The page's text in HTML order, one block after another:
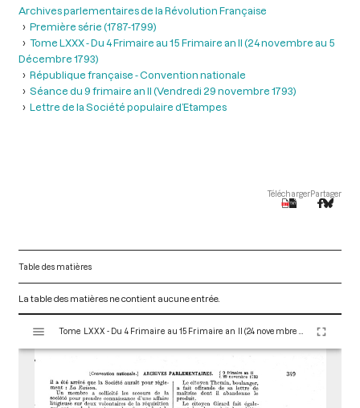
Archives parlementaires de la Révolution Française
Première série (1787-1799)
Tome LXXX - Du 4 Frimaire au 15 Frimaire an II (24 novembre au 5
Décembre 1793)
République française - Convention nationale
Séance du 9 frimaire an II (Vendredi 29 novembre 1793)
Lettre de la Société populaire d’Etampes
TéléchargerPartager
Table des matières
La table des matières ne contient aucune entrée.
s